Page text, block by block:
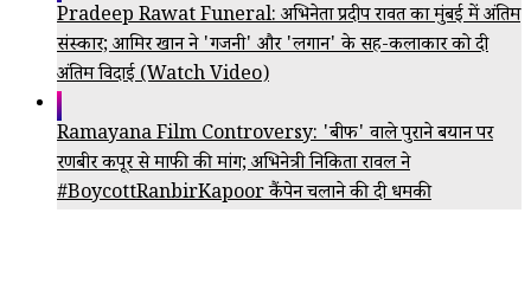
Pradeep Rawat Funeral: अभिनेता प्रदीप रावत का मुंबई में अंतिम
संस्कार; आमिर खान ने 'गजनी' और 'लगान' के सह-कलाकार को दी
अंतिम विदाई (Watch Video)
Ramayana Film Controversy: 'बीफ' वाले पुराने बयान पर
रणबीर कपूर से माफी की मांग; अभिनेत्री निकिता रावल ने
#BoycottRanbirKapoor कैंपेन चलाने की दी धमकी